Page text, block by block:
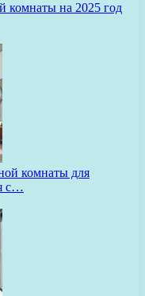
комнаты на 2025 год
комнаты для
с…